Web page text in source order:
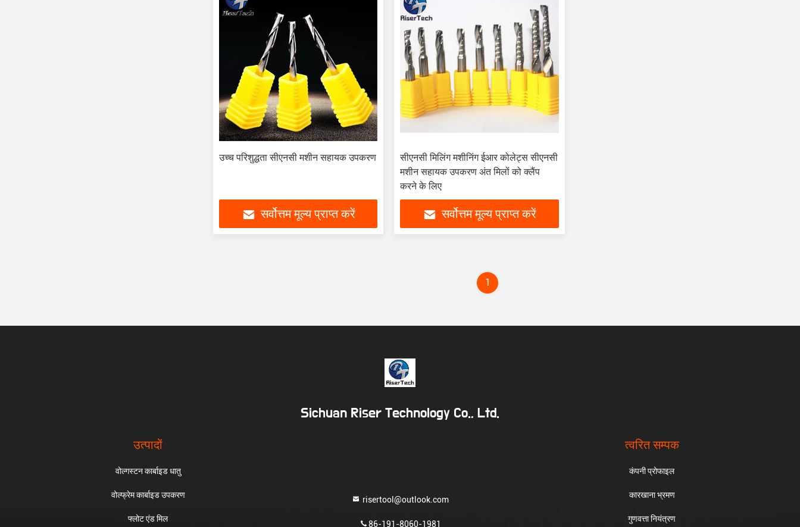
उच्च परिशुद्धता सीएनसी मशीन सहायक उपकरण
सर्वोत्तम मूल्य प्राप्त करें
सीएनसी मिलिंग मशीनिंग ईआर कोलेट्स सीएनसी
मशीन सहायक उपकरण अंत मिलों को क्लैंप
करने के लिए
सर्वोत्तम मूल्य प्राप्त करें
1
Sichuan Riser Technology Co., Ltd.
उत्पादों
वोल्गस्टन कार्बाइड धातु
वोल्फ्रेम कार्बाइड उपकरण
फ्लोट एंड मिल
risertool@outlook.com
86-191-8060-1981
त्वरित सम्पक
कंपनी प्रोफाइल
कारखाना भ्रमण
गुणवत्ता नियंत्रण